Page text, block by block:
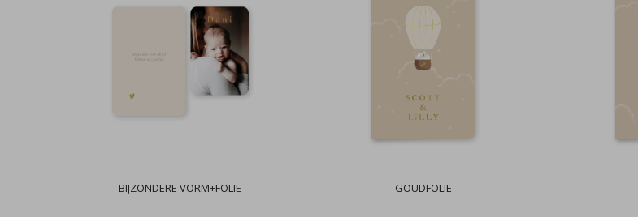
BIJZONDERE VORM+FOLIE GOUDFOLIE